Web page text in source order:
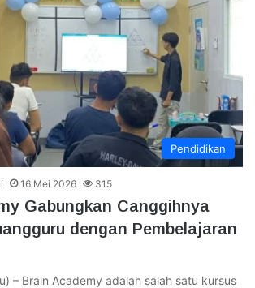
Pendidikan
16 Mei 2026 315
Gabungkan Canggihnya
dengan Pembelajaran
– Brain Academy adalah salah satu kursus